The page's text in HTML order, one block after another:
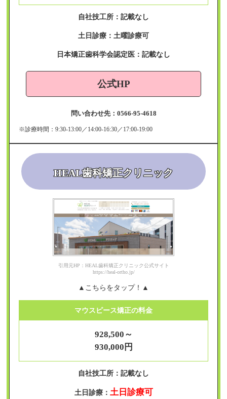
自社技工所：記載なし
土日診療：土曜診療可
日本矯正歯科学会認定医：記載なし
公式HP
問い合わせ先：0566-95-4618
※診療時間：9:30-13:00／14:00-16:30／17:00-19:00
HEAL歯科矯正クリニック
引用元HP：HEAL歯科矯正クリニック公式サイト
https://heal-ortho.jp/
▲こちらをタップ！▲
マウスピース矯正の料金
928,500～
930,000円
自社技工所：記載なし
土日診療： 土日診療可